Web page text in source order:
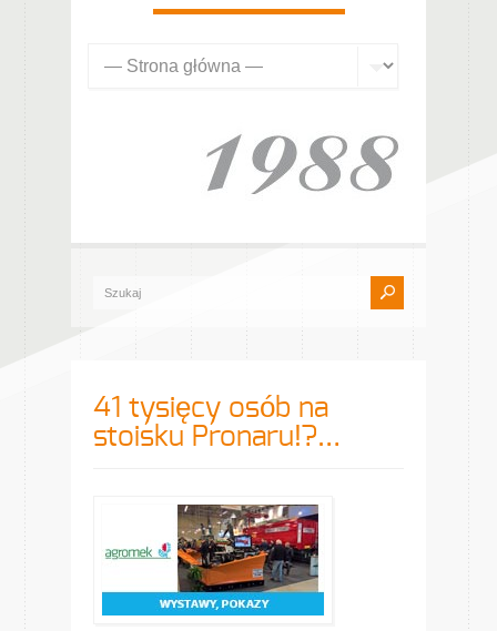
41 tysięcy osób na
stoisku Pronaru!?…